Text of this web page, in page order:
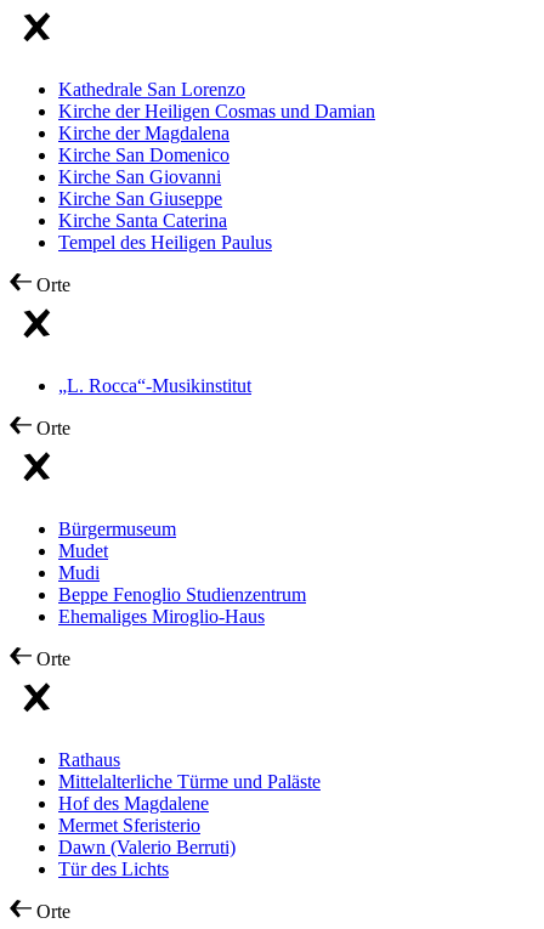
Kathedrale San Lorenzo
Kirche der Heiligen Cosmas und Damian
Kirche der Magdalena
Kirche San Domenico
Kirche San Giovanni
Kirche San Giuseppe
Kirche Santa Caterina
Tempel des Heiligen Paulus
Orte
„L. Rocca“-Musikinstitut
Orte
Bürgermuseum
Mudet
Mudi
Beppe Fenoglio Studienzentrum
Ehemaliges Miroglio-Haus
Orte
Rathaus
Mittelalterliche Türme und Paläste
Hof des Magdalene
Mermet Sferisterio
Dawn (Valerio Berruti)
Tür des Lichts
Orte